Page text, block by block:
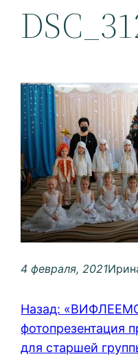
4 февраля, 2021
Назад:
фотопрезентация
для старшей